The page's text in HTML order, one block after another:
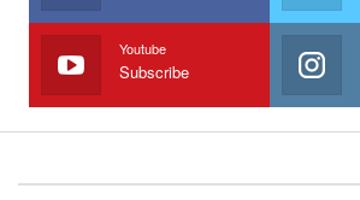
Youtube
Subscribe